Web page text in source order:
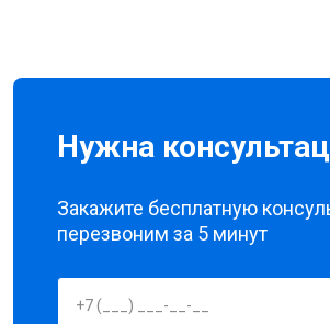
Нужна
Закажите бесплатную
перезвоним за 5 минут